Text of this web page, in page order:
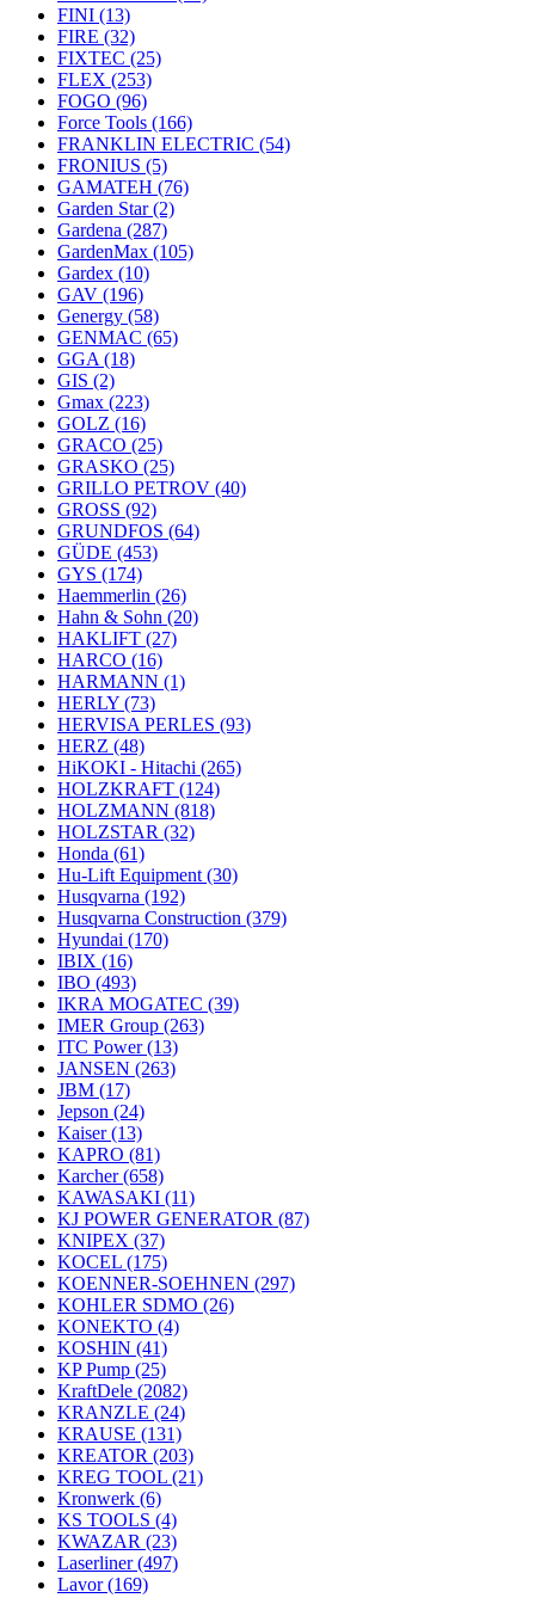
FINI (13)
FIRE (32)
FIXTEC (25)
FLEX (253)
FOGO (96)
Force Tools (166)
FRANKLIN ELECTRIC (54)
FRONIUS (5)
GAMATEH (76)
Garden Star(2)
Gardena (287)
GardenMax (105)
Gardex (10)
GAV (196)
Genergy (58)
GENMAC (65)
GGA (18)
GIS (2)
Gmax (223)
GOLZ (16)
GRACO (25)
GRASKO (25)
GRILLO PETROV (40)
GROSS (92)
GRUNDFOS (64)
GÜDE (453)
GYS (174)
Haemmerlin (26)
Hahn & Sohn (20)
HAKLIFT (27)
HARCO (16)
HARMANN (1)
HERLY (73)
HERVISA PERLES (93)
HERZ (48)
HiKOKI - Hitachi (265)
HOLZKRAFT (124)
HOLZMANN (818)
HOLZSTAR (32)
Honda (61)
Hu-Lift Equipment (30)
Husqvarna (192)
Husqvarna Construction (379)
Hyundai (170)
IBIX (16)
IBO (493)
IKRA MOGATEC (39)
IMER Group (263)
ITC Power(13)
JANSEN (263)
JBM (17)
Jepson (24)
Kaiser(13)
KAPRO (81)
Karcher(658)
KAWASAKI (11)
KJ POWER GENERATOR (87)
KNIPEX (37)
KOCEL (175)
KOENNER-SOEHNEN (297)
KOHLER SDMO (26)
KONEKTO (4)
KOSHIN (41)
KP Pump (25)
KraftDele (2082)
KRANZLE (24)
KRAUSE (131)
KREATOR (203)
KREG TOOL (21)
Kronwerk (6)
KS TOOLS (4)
KWAZAR (23)
Laserliner(497)
Lavor(169)